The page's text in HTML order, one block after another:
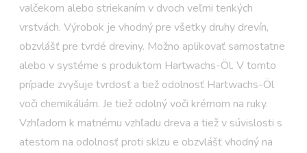
valčekom alebo striekaním v dvoch veľmi tenkých
vrstvách. Výrobok je vhodný pre všetky druhy drevín,
obzvlášť pre tvrdé dreviny. Možno aplikovať samostatne
alebo v systéme s produktom Hartwachs-Öl. V tomto
prípade zvyšuje tvrdosť a tiež odolnosť Hartwachs-Öl
voči chemikáliám. Je tiež odolný voči krémom na ruky.
Vzhľadom k matnému vzhľadu dreva a tiež v súvislosti s
atestom na odolnosť proti sklzu e obzvlášť vhodný na